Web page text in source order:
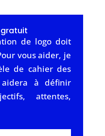
de logo doit
vous aider, je
de cahier des
à définir
attentes,